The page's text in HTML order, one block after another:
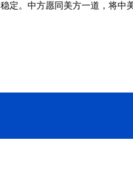
稳定。中方愿同美方一道，将中